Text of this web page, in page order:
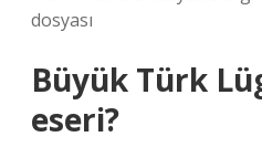
dosyası
Büyük Türk
eseri?